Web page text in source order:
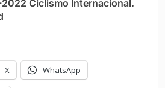
Ciclismo Internacional.
X WhatsApp